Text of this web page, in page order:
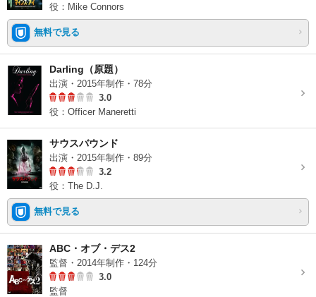
役：Mike Connors
無料で見る
Darling（原題）
出演・2015年制作・78分
3.0
役：Officer Maneretti
サウスバウンド
出演・2015年制作・89分
3.2
役：The D.J.
無料で見る
ABC・オブ・デス2
監督・2014年制作・124分
3.0
監督